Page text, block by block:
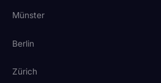
Münster
Berlin
Zürich